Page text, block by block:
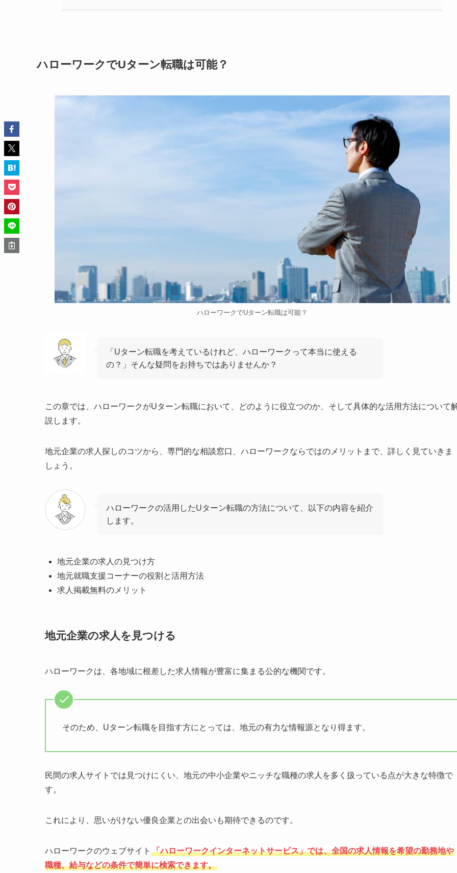
ハローワークでUターン転職は可能？
ハローワークでUターン転職は可能？
「Uターン転職を考えているけれど、ハローワークって本当に使える
の？」そんな疑問をお持ちではありませんか？
この章では、ハローワークがUターン転職において、どのように役立つのか、そして具体的な活用方法について
説します。
地元企業の求人探しのコツから、専門的な相談窓口、ハローワークならではのメリットまで、詳しく見ていきま
しょう。
ハローワークの活用したUターン転職の方法について、以下の内容を紹介
します。
地元企業の求人の見つけ方
地元就職支援コーナーの役割と活用方法
求人掲載無料のメリット
地元企業の求人を見つける
ハローワークは、各地域に根差した求人情報が豊富に集まる公的な機関です。
そのため、Uターン転職を目指す方にとっては、地元の有力な情報源となり得ます。
民間の求人サイトでは見つけにくい、地元の中小企業やニッチな職種の求人を多く扱っている点が大きな特徴で
す。
これにより、思いがけない優良企業との出会いも期待できるのです。
ハローワークのウェブサイト 「ハローワークインターネットサービス」では、全国の求人情報を希望の勤務地や
職種、給与などの条件で簡単に検索できます。